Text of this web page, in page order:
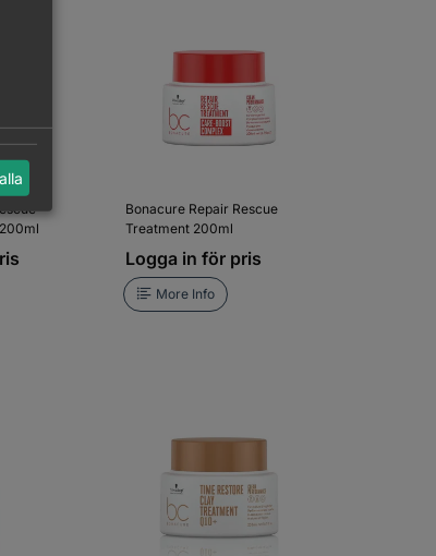
Bonacure Repair Rescue
Treatment 200ml
Logga in för pris
More Info